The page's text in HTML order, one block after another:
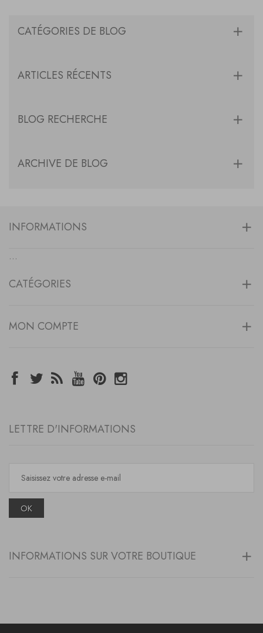
CATÉGORIES DE BLOG
ARTICLES RÉCENTS
BLOG RECHERCHE
ARCHIVE DE BLOG
INFORMATIONS
...
CATÉGORIES
MON COMPTE
LETTRE D'INFORMATIONS
OK
INFORMATIONS SUR VOTRE BOUTIQUE